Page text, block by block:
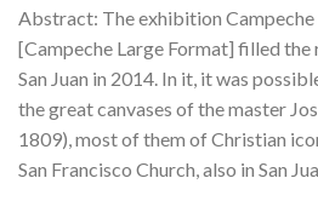
Abstract: The exhibition Campeche
[Campeche Large Format] filled
San Juan in 2014. In it, it was
the great canvases of the master
1809), most of them of Christian
San Francisco Church, also in San